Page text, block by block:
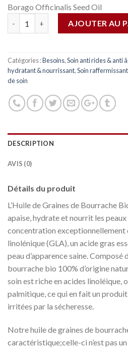
Borago Officinalis Seed Oil
AJOUTER AU
Catégories :Besoins,Soin anti rides & anti
hydratant & nourrissant,Soin
de soin
DESCRIPTION
AVIS (0)
Détails du produit
L’Huile de Graines de Bourrache
apaise, hydrate et nourrit les peaux
concentration exceptionnellement
linolénique (GLA), un acide gras
peau d’apparence saine. Composé
bourrache bio 100% d’origine
soin est riche en acides linoléique,
palmitique, ce qui en fait un
irritées par la sécheresse.
Notre huile de graines de
caractéristique;celle-ci n’est pas